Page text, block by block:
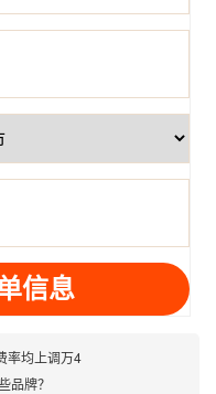
率均上调万4
品牌？